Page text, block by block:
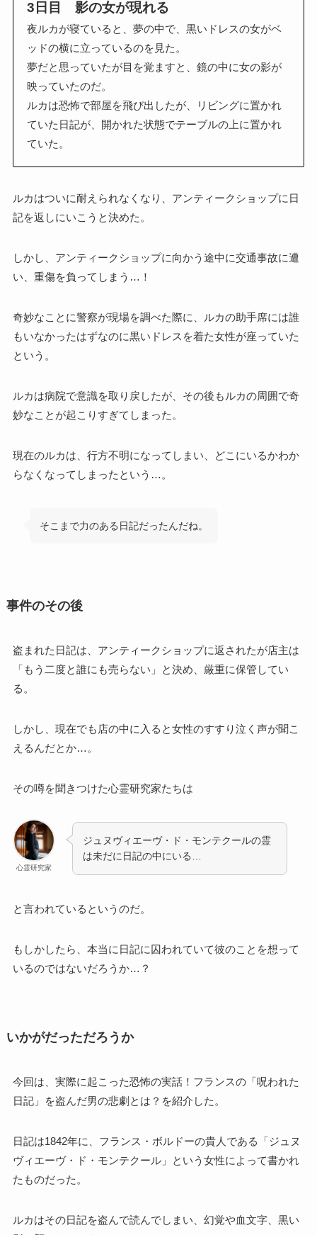
3日目 影の女が現れる
夜ルカが寝ていると、夢の中で、黒いドレスの女がベ
ッドの横に立っているのを見た。
夢だと思っていたが目を覚ますと、鏡の中に女の影が
映っていたのだ。
ルカは恐怖で部屋を飛び出したが、リビングに置かれ
ていた日記が、開かれた状態でテーブルの上に置かれ
ていた。
ルカはついに耐えられなくなり、アンティークショップに日
記を返しにいこうと決めた。
しかし、アンティークショップに向かう途中に交通事故に遭
い、重傷を負ってしまう…！
奇妙なことに警察が現場を調べた際に、ルカの助手席には誰
もいなかったはずなのに黒いドレスを着た女性が座っていた
という。
ルカは病院で意識を取り戻したが、その後もルカの周囲で奇
妙なことが起こりすぎてしまった。
現在のルカは、行方不明になってしまい、どこにいるかわか
らなくなってしまったという…。
そこまで力のある日記だったんだね。
事件のその後
盗まれた日記は、アンティークショップに返されたが店主は
「もう二度と誰にも売らない」と決め、厳重に保管してい
る。
しかし、現在でも店の中に入ると女性のすすり泣く声が聞こ
えるんだとか…。
その噂を聞きつけた心霊研究家たちは
心霊研究家
ジュヌヴィエーヴ・ド・モンテクールの霊
は未だに日記の中にいる…
と言われているというのだ。
もしかしたら、本当に日記に囚われていて彼のことを想って
いるのではないだろうか…？
いかがだっただろうか
今回は、実際に起こった恐怖の実話！フランスの「呪われた
日記」を盗んだ男の悲劇とは？を紹介した。
日記は1842年に、フランス・ボルドーの貴人である「ジュヌ
ヴィエーヴ・ド・モンテクール」という女性によって書かれ
たものだった。
ルカはその日記を盗んで読んでしまい、幻覚や血文字、黒い